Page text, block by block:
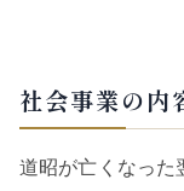
社会事業の内
道昭が亡くなった